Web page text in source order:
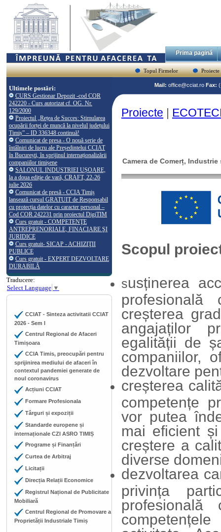
Prima pagină
Topul Firmelor Proiecte
Ultimele postări:
CURS Gestionar Depozit -cod COR
242220 - Curs autorizat cf. OG. Nr.
129/2000
Proiectul „Rețea de Succes: Stimularea
ocupării forței de muncă la nivelul județului
Timiș” – ID 336348 continuă!
Comunicat de presa - O nouă serie de
întâlniri de lucru ale Președintelui CCIAT
în București, în sprijinul internaționalizării
companiilor timișene
SALONUL INDUSTRIEI UȘOARE,
la a doua ediție de vară, CRAFT, 22-26
iulie 2026
Comunicat de presă - CCIA Timiș
lansează cursul GRATUIT de Responsabil
cu protecția datelor cu caracter personal –
Cod COR 242231 prin proiectul DigiTIM
Curs gratuit - COMPETENŢE
ANTREPRENORIALE, FINACIARE ŞI
JURIDICE
Curs gratuit- SICAP - ACHIZIŢII
PUBLICE
Curs gratuit - EXPERT DEZVOLTARE
DURABILĂ
Traducere:
Select Language ▼
CCIAT - Sinteza activitatii CCIAT
2026 - Sem I
Centrul Regional de Afaceri
Timișoara
CCIA Timis, preocupări pentru
sprijinirea mediului de afaceri în
contextul pandemiei generate de
noul coronavirus
Acțiuni CCIAT
Formare Profesionala
Târguri și expoziții
Standarde europene și
internaționale CZI ASRO TIMIȘ
Programe și Finanțări
Curtea de Arbitraj
Licitații
Direcția Relații Economice
Registrul Național de Publicitate
Mobiliară
Centrul Regional de Promovare a
Proprietății Industriale Timiș
Mail: office@cciat.ro Fax:
Proiecte |
Camera de Comerț,
Scopul
susținerea
creșterea
angajaților
egalității de
companiilor,
dezvoltare
creșterea
competențe
vor putea
mai eficient
creștere a
diverse
dezvoltarea
privința